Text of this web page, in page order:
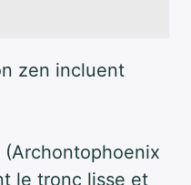
zen incluent
(Archontophoenix
le tronc lisse et